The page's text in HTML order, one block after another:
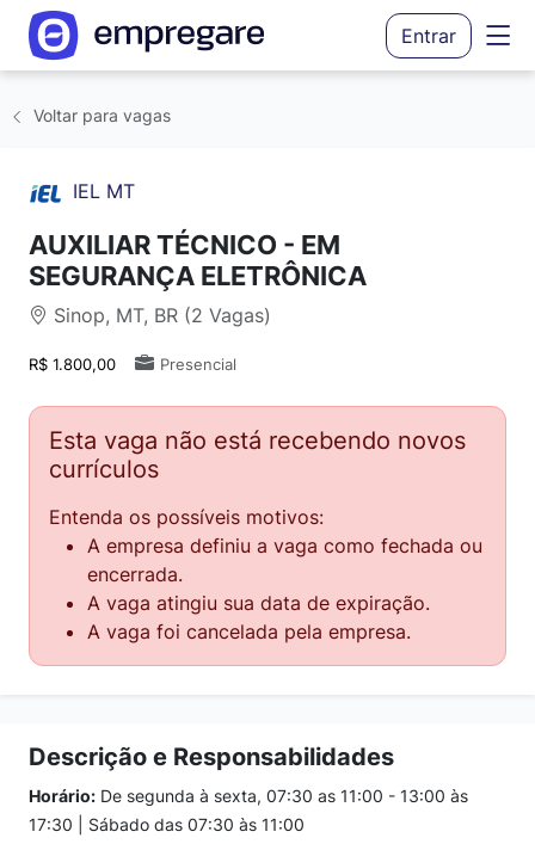
Entrar
Voltar para vagas
IEL MT
AUXILIAR TÉCNICO - EM
SEGURANÇA ELETRÔNICA
Sinop, MT, BR (2 Vagas)
R$ 1.800,00 Presencial
Esta vaga não está recebendo novos
currículos
Entenda os possíveis motivos:
A empresa definiu a vaga como fechada ou
encerrada.
A vaga atingiu sua data de expiração.
A vaga foi cancelada pela empresa.
Descrição e Responsabilidades
Horário: De segunda à sexta, 07:30 as 11:00 - 13:00 às
17:30 | Sábado das 07:30 às 11:00